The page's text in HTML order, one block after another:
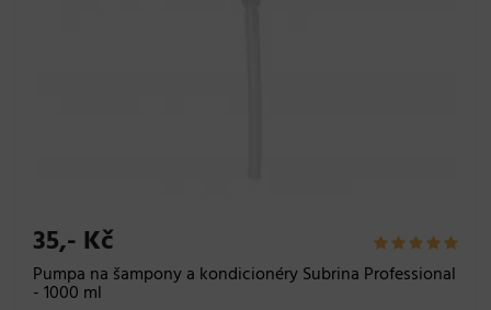
35,- Kč
Pumpa na šampony a kondicionéry Subrina Professional
- 1000 ml